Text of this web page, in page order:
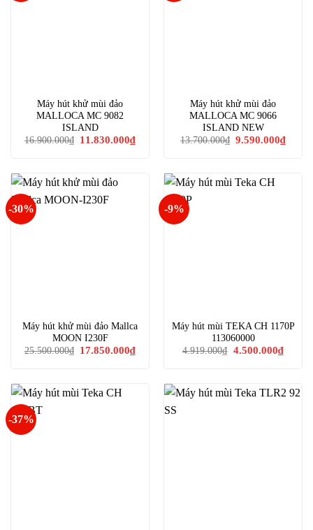
Máy hút khử mùi đảo
MALLOCA MC 9082
ISLAND
16.900.000₫
Giá
11.830.000₫Giá
hiện
11.830.000₫.
Máy hút khử mùi đảo
MALLOCA MC 9066
ISLAND NEW
13.700.000₫ Giá
9.590.000₫Giá
hiện
-30%
Máy hút khử mùi đảo Mallca
MOON I230F
25.500.000₫
Giá
17.850.000₫Giá
hiện
17.850.000₫.
-9%
Máy hút mùi TEKA CH 1170P
113060000
4.919.000₫ Giá
4.500.000₫Giá
hiện
-37%